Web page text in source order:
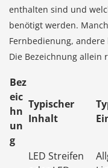
enthalten sind und
benötigt werden.
Fernbedienung,
Die Bezeichnung allein
Bez
eic
hn
un
g
Typischer
Inhalt
LED Streifen